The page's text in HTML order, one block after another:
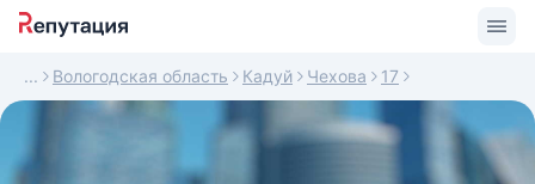
Вологодская область Кадуй Чехова 17